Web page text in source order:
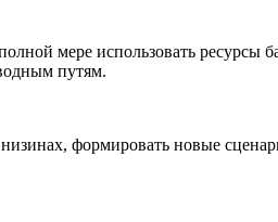
мере использовать ресурсы
путям.
формировать новые